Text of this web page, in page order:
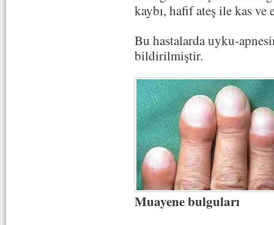
kaybı, hafif ateş ile kas ve
Bu hastalarda uyku-
bildirilmiştir.
Muayene bulguları